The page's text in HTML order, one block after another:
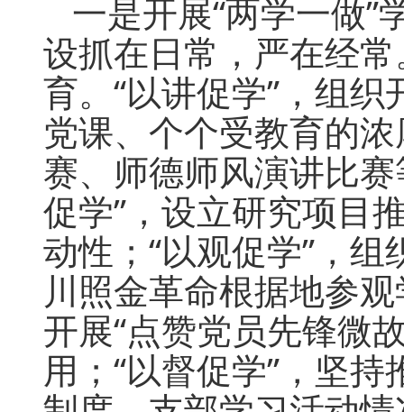
一是开展“两学一做”
设抓在日常，严在经
育。“以讲促学”，组
党课、个个受教育的
赛、师德师风演讲比
促学”，设立研究项目
动性；“以观促学”，
川照金革命根据地参
开展“点赞党员先锋微
用；“以督促学”，坚